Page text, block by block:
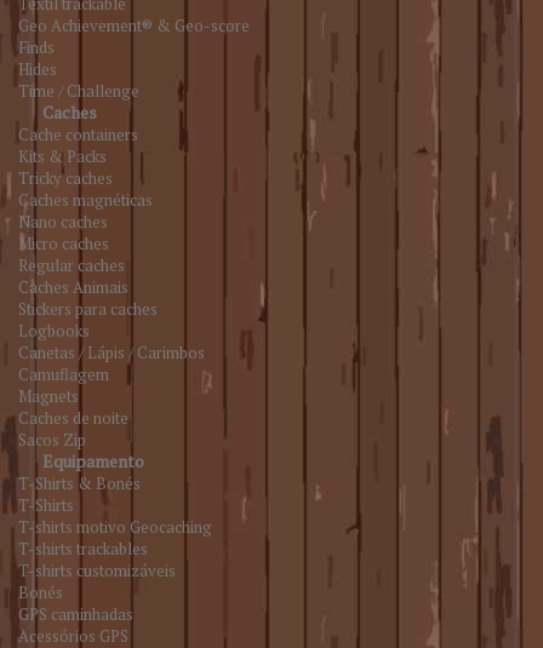
Geo Achievement® & Geo-score
Finds
Hides
Time / Challenge
Caches
Cache containers
Kits & Packs
Tricky caches
Caches magnéticas
Nano caches
Micro caches
Regular caches
Caches Animais
Stickers para caches
Logbooks
Canetas / Lápis / Carimbos
Camuflagem
Magnets
Caches de noite
Sacos Zip
Equipamento
T-Shirts & Bonés
T-Shirts
T-shirts motivo Geocaching
T-shirts trackables
T-shirts customizáveis
Bonés
GPS caminhadas
Acessórios GPS